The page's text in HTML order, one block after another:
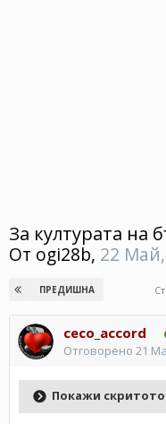
За културата на
От ogi28b, 22
ПРЕДИШНА
ceco_accord
Отговорено 21
Покажи